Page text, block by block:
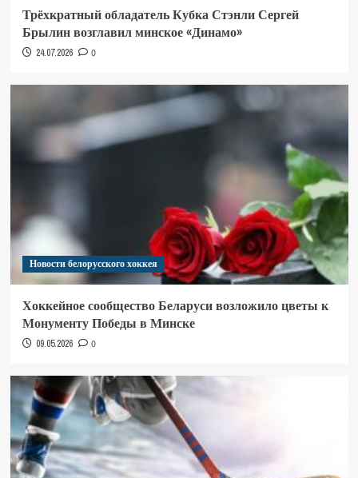
Трёхкратный обладатель Кубка Стэнли Сергей
Брылин возглавил минское «Динамо»
24.07.2026 0
Новости белорусского хоккея
Хоккейное сообщество Беларуси возложило цветы к
Монументу Победы в Минске
09.05.2026 0